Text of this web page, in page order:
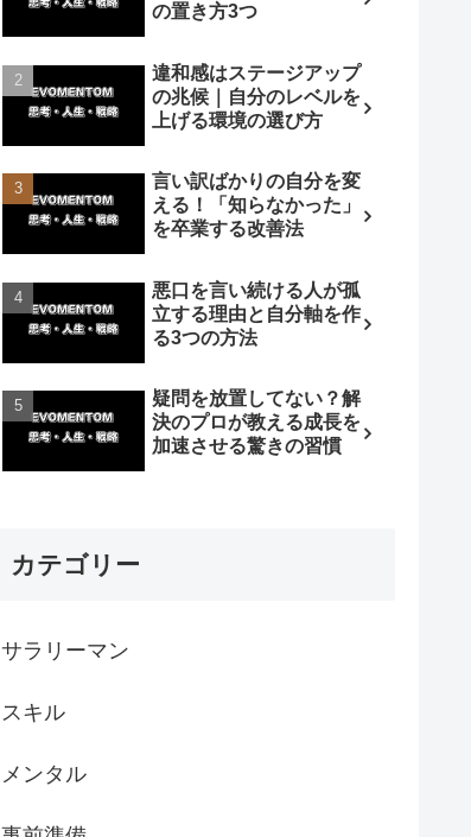
の置き方3つ
違和感はステージアップ
の兆候｜自分のレベルを
上げる環境の選び方
言い訳ばかりの自分を変
える！「知らなかった」
を卒業する改善法
悪口を言い続ける人が孤
立する理由と自分軸を作
る3つの方法
疑問を放置してない？解
決のプロが教える成長を
加速させる驚きの習慣
カテゴリー
サラリーマン
スキル
メンタル